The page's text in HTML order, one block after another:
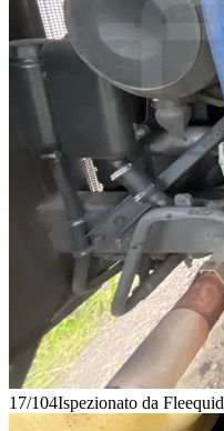
17/104Ispezionato da Fleequid